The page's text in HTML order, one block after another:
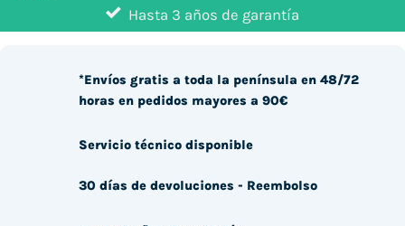
Hasta 3 años de garantía
*Envíos gratis a toda la península en 48/72
horas en pedidos mayores a 90€
Servicio técnico disponible
30 días de devoluciones - Reembolso